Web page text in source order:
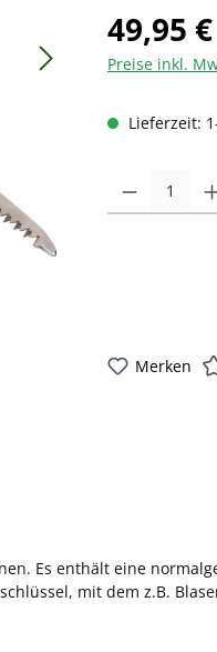
49,95 €
Preise inkl.
Lieferzeit:
Produkt
Merken
Es enthält eine
mit dem z.B.